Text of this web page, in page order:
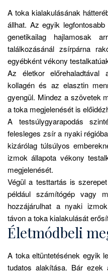
A toka kialakulásának
állhat. Az egyik
genetikailag
találkozásánál zsírpárna
egyébként vékony
Az életkor
kollagén és az elasztin
gyengül. Mindez a szövetek
a toka megjelenését is
A testsúlygyarapodás
felesleges zsír a nyaki
kizárólag túlsúlyos
izmok állapota vékony
megjelenését.
Végül a testtartás is
például számítógép vagy
hozzájárulhat a nyaki
távon a toka kialakulását
Életmódbeli
A toka eltüntetésének egyik
tudatos alakítása. Bár ezek